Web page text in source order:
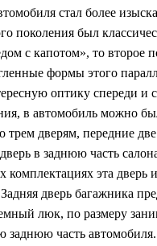
стал более
поколения был
с капотом», то второе
формы этого
оптику спереди и
в автомобиль можно
трем дверям, передние
в заднюю часть
комплектациях эта дверь
дверь багажника
люк, по размеру
заднюю часть автомобиля.